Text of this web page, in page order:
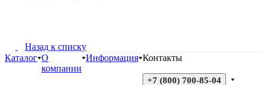
Назад к списку
Каталог О
компании
Информация Контакты
+7 (800) 700-85-04